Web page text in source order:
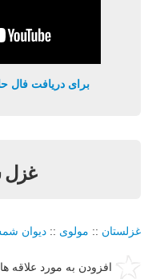
برای دریافت فال
غزل
غزلستان :: مولوی :: دیوان
افزودن به مورد علاقه ها